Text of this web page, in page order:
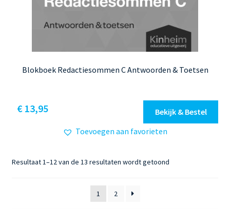
Blokboek Redactiesommen C Antwoorden & Toetsen
€13,95
Bekijk & Bestel
Toevoegen aan favorieten
Resultaat 1–12 van de 13 resultaten wordt getoondGesorteerd
1
2